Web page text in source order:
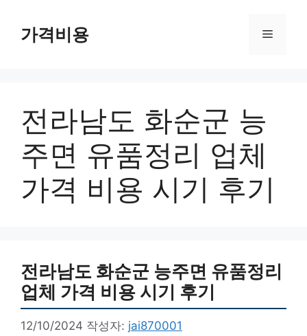
가격비용 메
전라남도 화순군 능
주면 유품정리 업체
가격 비용 시기 후기
전라남도 화순군 능주면 유품정리
업체 가격 비용 시기 후기
12/10/2024 작성자: jai870001